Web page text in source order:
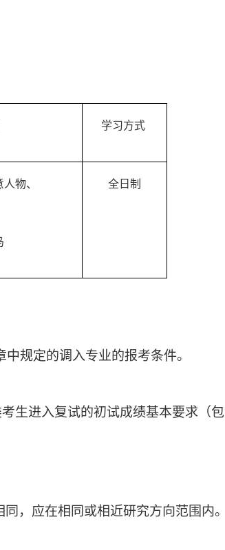
学习方式
人物、 全日制
规定的调入专业的报考条件。
生进入复试的初试成绩基本要求（包
，应在相同或相近研究方向范围内。